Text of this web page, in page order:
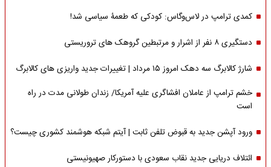
کمدی ترامپ در لاس‌وگاس: کودکی که طعمۀ سیاسی شد!
دستگیری ۸ نفر از اشرار و مرتبطین گروهک های تروریستی
شارژ کالابرگ سه دهک امروز ۱۵ مرداد | تغییرات جدید واریزی های کالابرگ
خشم ترامپ از عاملان افشاگری‌ علیه آمریکا/ زندان طولانی مدت در راه
است
ورود آپشن جدید به قبوض تلفن ثابت | آیتم شبکه هوشمند کشوری چیست؟
ائتلاف دریایی جدید نقاب سعودی با دستورکار صهیونیستی